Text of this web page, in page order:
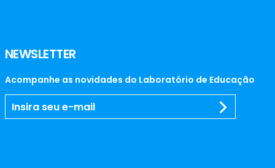
NEWSLETTER
Acompanhe as novidades do Laboratório de Educação